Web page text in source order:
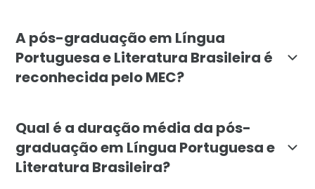
A pós-graduação em Língua
Portuguesa e Literatura Brasileira é
reconhecida pelo MEC?
Qual é a duração média da pós-
graduação em Língua Portuguesa e
Literatura Brasileira?